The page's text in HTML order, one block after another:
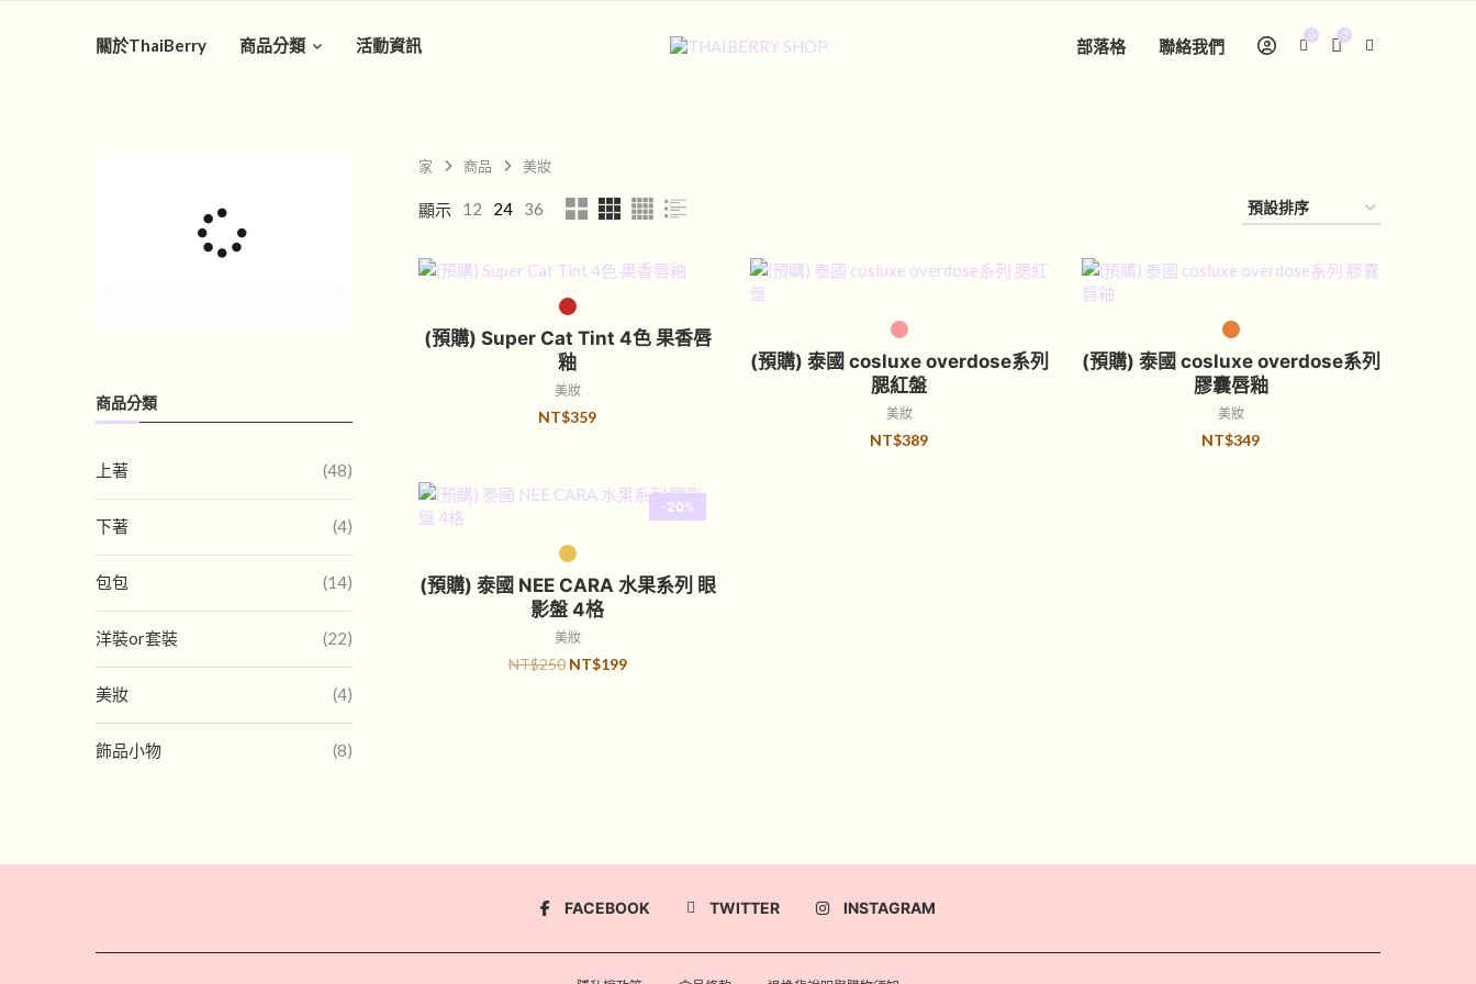
關於ThaiBerry 商品分類 活動資訊 部落格 聯絡我們
0
0
家 商品 美妝
顯示 12 24 36
選擇規格
(預購) Super Cat Tint 4色 果香唇
釉
美妝
NT$359
選擇規格
(預購) 泰國 cosluxe overdose系列
腮紅盤
美妝
NT$389
選擇規格
(預購) 泰國 cosluxe overdose系列
膠囊唇釉
美妝
NT$349
-20%
選擇規格
(預購) 泰國 NEE CARA 水果系列 眼
影盤 4格
美妝
NT$250 NT$199
商品分類
上著 (48)
下著 (4)
包包 (14)
洋裝or套裝 (22)
美妝 (4)
飾品小物 (8)
FACEBOOK TWITTER INSTAGRAM